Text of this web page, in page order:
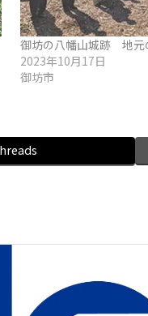
御坊の八幡山城跡 地元
2023年10月17日
御坊市